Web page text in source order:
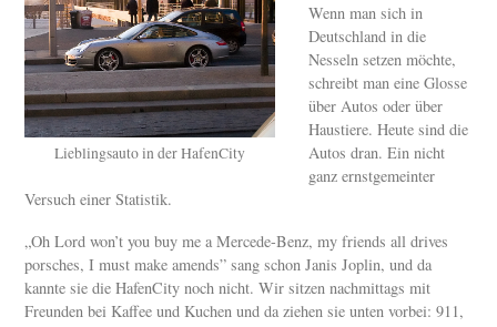
Lieblingsauto in der HafenCity
Wenn man sich in
Deutschland in die
Nesseln setzen möchte,
schreibt man eine Glosse
über Autos oder über
Haustiere. Heute sind die
Autos dran. Ein nicht
ganz ernstgemeinter
Versuch einer Statistik.
„Oh Lord won’t you buy me a Mercede-Benz, my friends all drives
porsches, I must make amends” sang schon Janis Joplin, und da
kannte sie die HafenCity noch nicht. Wir sitzen nachmittags mit
Freunden bei Kaffee und Kuchen und da ziehen sie unten vorbei: 911,